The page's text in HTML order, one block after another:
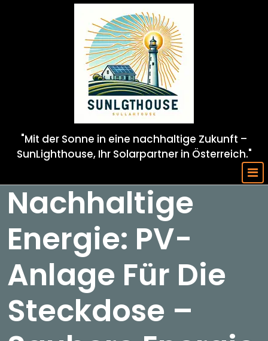
"Mit der Sonne in eine nachhaltige Zukunft –
SunLighthouse, Ihr Solarpartner in Österreich."
Nachhaltige
Energie: PV-
Anlage Für Die
Steckdose –